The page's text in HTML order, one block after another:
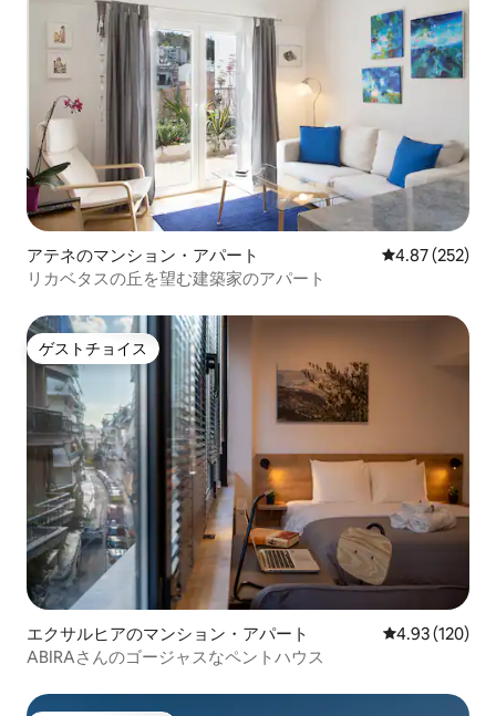
アテネのマンション・アパート レビュー252
4.87 (252)
リカベタスの丘を望む建築家のアパート
ゲストチョイス
ゲストチョイス
エクサルヒアのマンション・アパート レビュー120
4.93 (120)
ABIRAさんのゴージャスなペントハウス